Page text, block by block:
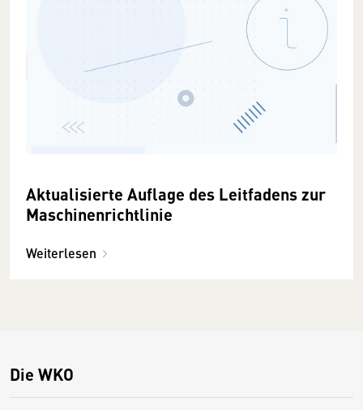
Aktualisierte Auflage des Leitfadens zur
Maschinenrichtlinie
Weiterlesen
Die WKO